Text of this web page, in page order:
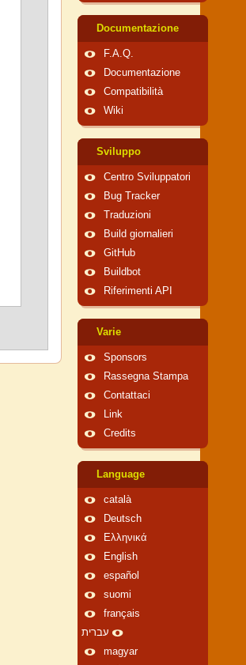
Documentazione
F.A.Q.
Documentazione
Compatibilità
Wiki
Sviluppo
Centro Sviluppatori
Bug Tracker
Traduzioni
Build giornalieri
GitHub
Buildbot
Riferimenti API
Varie
Sponsors
Rassegna Stampa
Contattaci
Link
Credits
Language
català
Deutsch
Ελληνικά
English
español
suomi
français
עברית
magyar